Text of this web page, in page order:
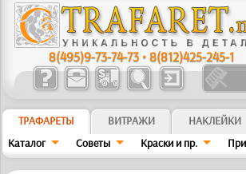
8(495)9-73-74-73 •8(812)425-245-1
ТРАФАРЕТЫ ВИТРАЖИ
НАКЛЕЙКИ
Каталог
Советы Краски и пр.